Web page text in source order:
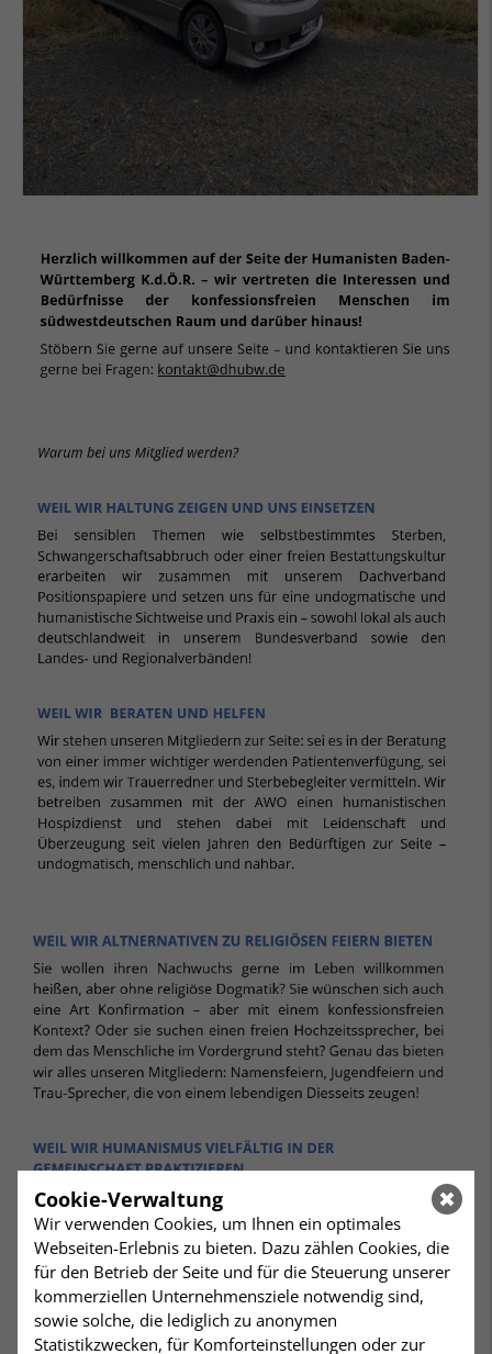
Cookie-Verwaltung
Wir verwenden Cookies, um Ihnen ein optimales
Webseiten-Erlebnis zu bieten. Dazu zählen Cookies, die
für den Betrieb der Seite und für die Steuerung unserer
kommerziellen Unternehmensziele notwendig sind,
sowie solche, die lediglich zu anonymen
Statistikzwecken, für Komforteinstellungen oder zur